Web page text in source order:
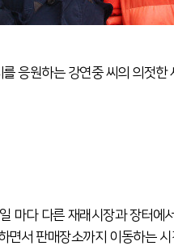
응원하는 강연중 씨의 의젓한
마다 다른 재래시장과 장터
면서 판매장소까지 이동하는